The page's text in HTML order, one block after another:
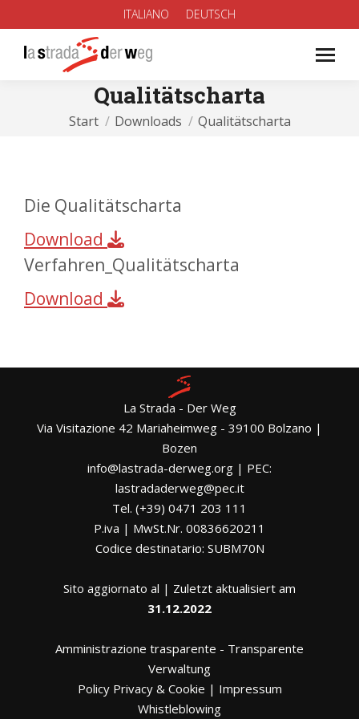
ITALIANO DEUTSCH
Qualitätscharta
Sie befinden sich hier:
Start Downloads Qualitätscharta
Die Qualitätscharta
Download
Verfahren_Qualitätscharta
Download
La Strada - Der Weg
Via Visitazione 42 Mariaheimweg - 39100 Bolzano |
Bozen
info@lastrada-derweg.org | PEC:
lastradaderweg@pec.it
Tel. (+39) 0471 203 111
P.iva | MwSt.Nr. 00836620211
Codice destinatario: SUBM70N
Sito aggiornato al | Zuletzt aktualisiert am
31.12.2022
Amministrazione trasparente - Transparente
Verwaltung
Policy Privacy & Cookie | Impressum
Whistleblowing